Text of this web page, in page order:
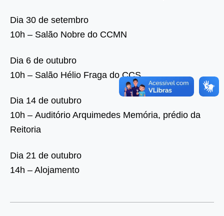
Dia 30 de setembro
10h – Salão Nobre do CCMN
Dia 6 de outubro
10h – Salão Hélio Fraga do CCS
Dia 14 de outubro
10h – Auditório Arquimedes Memória, prédio da
Reitoria
Dia 21 de outubro
14h – Alojamento